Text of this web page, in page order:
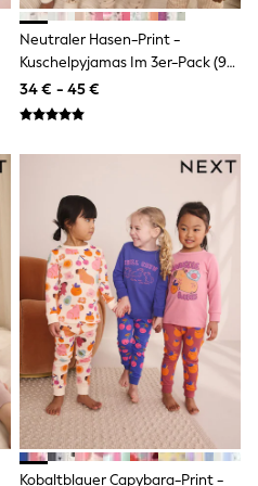
Neutraler Hasen-Print -
Kuschelpyjamas Im 3er-Pack (9
M.–12 J.)
34 € - 45 €
Kobaltblauer Capybara-Print -